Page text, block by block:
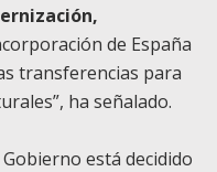
de España
transferencias para
ha señalado.
está decidido